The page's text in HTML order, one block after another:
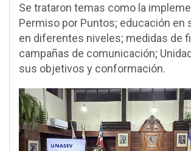
Se trataron temas como la
Permiso por Puntos; educación en
en diferentes niveles; medidas de
campañas de comunicación;
sus objetivos y conformación.